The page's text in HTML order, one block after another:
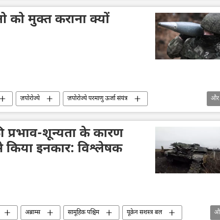
को मुक्त कराना क्यों
ज़पोरोज्ये
ज़पोरोज्ये परमाणु ऊर्जा संयंत्र
यूक्रेन सशस्त्र बल यूक्रेन का जवाबी हमला
यूक्रेन
मंत्रालय (MoD) ब्रैडली लड़ाकू वाहन
और
प्रभाव-शून्यता के कारण
इनकार: विश्लेषक
अब्राम्स सामूहिक पश्चिम
यूक्रेन सशस्त्र बल